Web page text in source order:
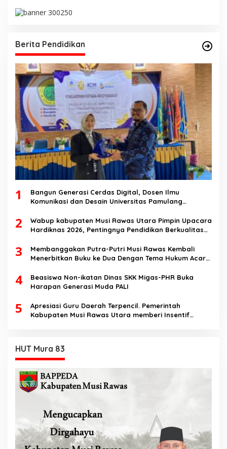
Berita Pendidikan
1
Bangun Generasi Cerdas Digital, Dosen Ilmu
Komunikasi dan Desain Universitas Pamulang
Speech di SMK Ikhlas Jawilan
2
Wabup kabupaten Musi Rawas Utara Pimpin Upacara
Hardiknas 2026, Pentingnya Pendidikan Berkualitas
3
Membanggakan Putra-Putri Musi Rawas Kembali
Menerbitkan Buku ke Dua Dengan Tema Hukum Acara
4
Beasiswa Non-ikatan Dinas SKK Migas-PHR Buka
Harapan Generasi Muda PALI
5
Apresiasi Guru Daerah Terpencil. Pemerintah
Kabupaten Musi Rawas Utara memberi Insentif
HUT Mura 83